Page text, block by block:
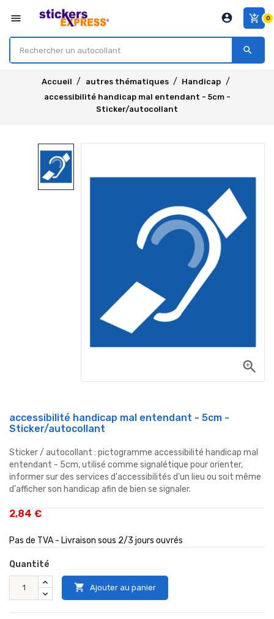
menu add_shopping_cart 0
account_circle
search
Accueil autres thématiques
Handicap
accessibilité handicap mal entendant - 5cm -
Sticker/autocollant
zoom_in
accessibilité handicap mal entendant - 5cm -
Sticker/autocollant
Sticker / autocollant : pictogramme accessibilité handicap mal
entendant - 5cm, utilisé comme signalétique pour orienter,
informer sur des services d'accessibilités d'un lieu ou soit même
d'afficher son handicap afin de bien se signaler.
2,84 €
Pas de TVA - Livraison sous 2/3 jours ouvrés
Quantité
 Ajouter au panier